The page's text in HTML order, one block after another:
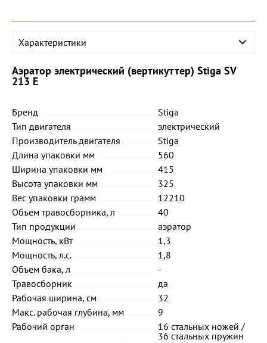
Характеристики
Аэратор электрический (вертикуттер) Stiga SV
213 E
Бренд
Stiga
Тип двигателя
электрический
Производитель двигателя
Stiga
Длина упаковки мм
560
Ширина упаковки мм
415
Высота упаковки мм
325
Вес упаковки грамм
12210
Объем травосборника, л
40
Тип продукции
аэратор
Мощность, кВт
1,3
Мощность, л.с.
1,8
Объем бака, л
-
Травосборник
да
Рабочая ширина, см
32
Макс. рабочая глубина, мм
9
Рабочий орган
16 стальных ножей /
36 стальных пружин